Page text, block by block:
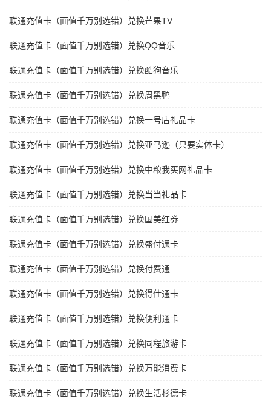
联通充值卡（面值千万别选错）兑换芒果TV
联通充值卡（面值千万别选错）兑换QQ音乐
联通充值卡（面值千万别选错）兑换酷狗音乐
联通充值卡（面值千万别选错）兑换周黑鸭
联通充值卡（面值千万别选错）兑换一号店礼品卡
联通充值卡（面值千万别选错）兑换亚马逊（只要实体卡）
联通充值卡（面值千万别选错）兑换中粮我买网礼品卡
联通充值卡（面值千万别选错）兑换当当礼品卡
联通充值卡（面值千万别选错）兑换国美红券
联通充值卡（面值千万别选错）兑换盛付通卡
联通充值卡（面值千万别选错）兑换付费通
联通充值卡（面值千万别选错）兑换得仕通卡
联通充值卡（面值千万别选错）兑换便利通卡
联通充值卡（面值千万别选错）兑换同程旅游卡
联通充值卡（面值千万别选错）兑换万能消费卡
联通充值卡（面值千万别选错）兑换生活杉德卡